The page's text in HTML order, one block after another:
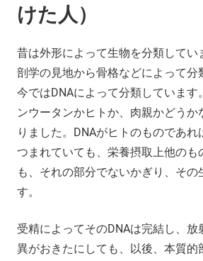
けた人）
昔は外形によって生物を分類してい
剖学の見地から骨格などによって分
今ではDNAによって分類しています
ンウータンかヒトか、肉親かどうか
りました。DNAがヒトのものであ
つまれていても、栄養摂取上他のも
も、それの部分でないかぎり、その
す。
受精によってそのDNAは完結し、
異がおきたにしても、以後、本質的